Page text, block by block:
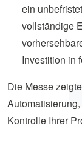
ein
vollständige
Investition in
Die Messe
Kontrolle Ihrer